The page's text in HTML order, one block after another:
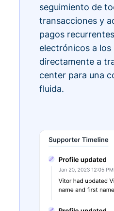
seguimiento de
transacciones y
pagos
electrónicos a los
directamente a
center para una
fluida.